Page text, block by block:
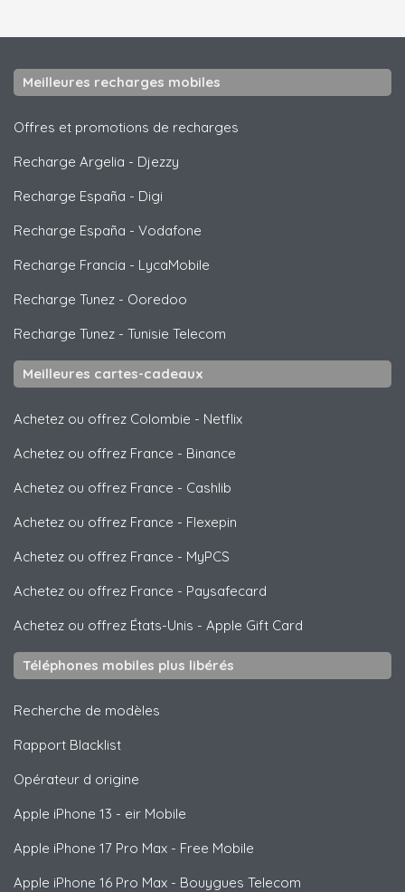
Meilleures recharges mobiles
Offres et promotions de recharges
Recharge Argelia - Djezzy
Recharge España - Digi
Recharge España - Vodafone
Recharge Francia - LycaMobile
Recharge Tunez - Ooredoo
Recharge Tunez - Tunisie Telecom
Meilleures cartes-cadeaux
Achetez ou offrez Colombie - Netflix
Achetez ou offrez France - Binance
Achetez ou offrez France - Cashlib
Achetez ou offrez France - Flexepin
Achetez ou offrez France - MyPCS
Achetez ou offrez France - Paysafecard
Achetez ou offrez États-Unis - Apple Gift Card
Téléphones mobiles plus libérés
Recherche de modèles
Rapport Blacklist
Opérateur d origine
Apple iPhone 13 - eir Mobile
Apple iPhone 17 Pro Max - Free Mobile
Apple iPhone 16 Pro Max - Bouygues Telecom